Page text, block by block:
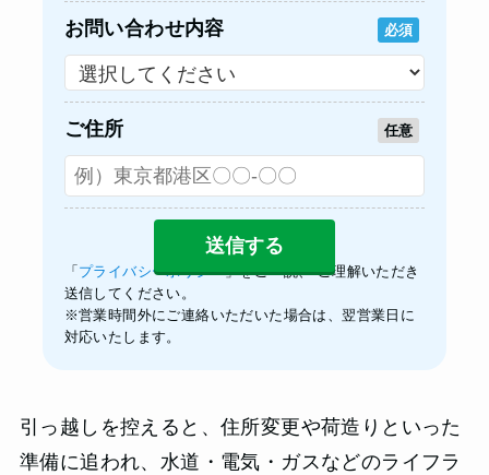
お問い合わせ内容 必須
ご住所 任意
「 プライバシーポリシー」をご一読、 ご理解いただき
送信してください。
※営業時間外にご連絡いただいた場合は、翌営業日に
対応いたします。
引っ越しを控えると、住所変更や荷造りといった
準備に追われ、水道・電気・ガスなどのライフラ